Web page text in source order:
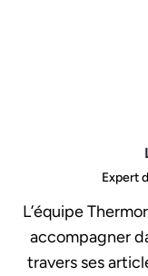
Expert
L’équipe
accompagner
travers ses